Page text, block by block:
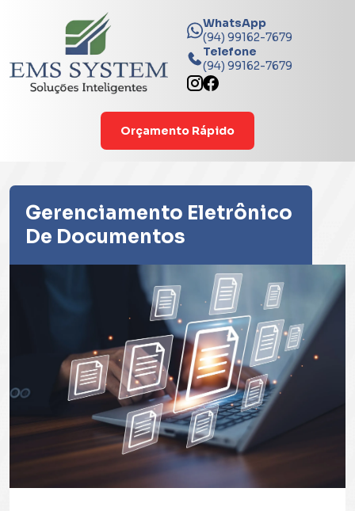
WhatsApp
(94) 99162-7679
Telefone
(94) 99162-7679
Orçamento Rápido
Gerenciamento Eletrônico
De Documentos